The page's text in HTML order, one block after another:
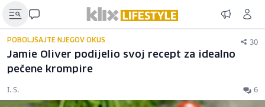
POBOLJŠAJTE NJEGOV OKUS 30
Jamie Oliver podijelio svoj recept za idealno
pečene krompire
I. S. 6